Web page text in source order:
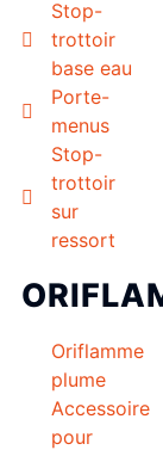
Stop-
trottoir
base eau
Porte-
menus
Stop-
trottoir
sur
ressort
Oriflamme
plume
Accessoire
pour